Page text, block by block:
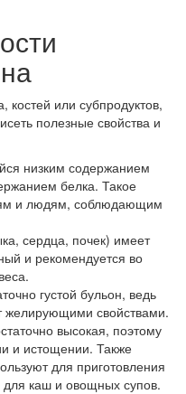
костей или субпродуктов,
полезные свойства и
низким содержанием
белка. Такое
и людям, соблюдающим
сердца, почек) имеет
и рекомендуется во
густой бульон, ведь
желирующими свойствами.
высокая, поэтому
и истощении. Также
для приготовления
для каш и овощных супов.